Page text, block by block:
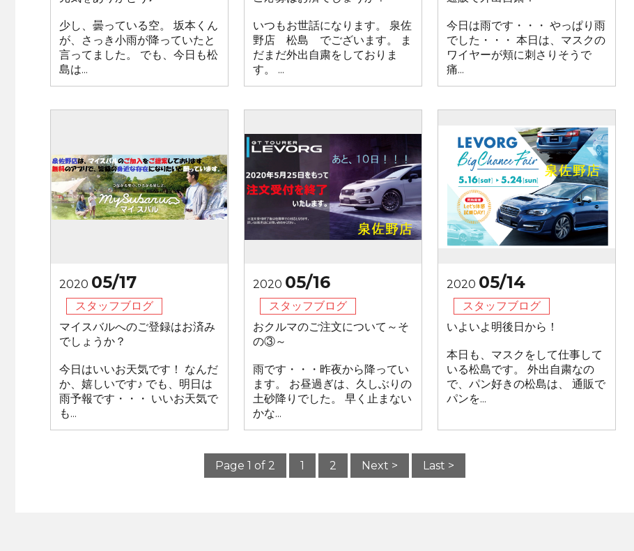
少し、曇っている空。 坂本くん
が、さっき小雨が降っていたと
言ってました。 でも、今日も松
島は...
いつもお世話になります。 泉佐
野店 松島 でございます。 ま
だまだ外出自粛をしておりま
す。 ...
今日は雨です・・・ やっぱり雨
でした・・・ 本日は、マスクの
ワイヤーが頬に刺さりそうで
痛...
2020 05/17
スタッフブログ
マイスバルへのご登録はお済み
でしょうか？
今日はいいお天気です！ なんだ
か、嬉しいです♪ でも、明日は
雨予報です・・・ いいお天気で
も...
2020 05/16
スタッフブログ
おクルマのご注文について～そ
の③～
雨です・・・昨夜から降ってい
ます。 お昼過ぎは、久しぶりの
土砂降りでした。 早く止まない
かな...
2020 05/14
スタッフブログ
いよいよ明後日から！
本日も、マスクをして仕事して
いる松島です。 外出自粛なの
で、パン好きの松島は、 通販で
パンを...
Page 1 of 2 1 2 Next > Last >